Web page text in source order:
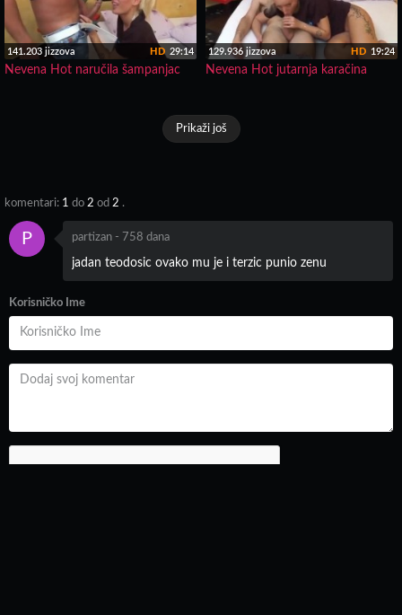
141.203 jizzova 29:14
HD
Nevena Hot naručila šampanjac
129.936 jizzova 19:24
HD
Nevena Hot jutarnja karačina
Prikaži još
komentari: 1 do 2 od 2 .
P partizan - 758 dana
jadan teodosic ovako mu je i terzic punio zenu
Korisničko Ime